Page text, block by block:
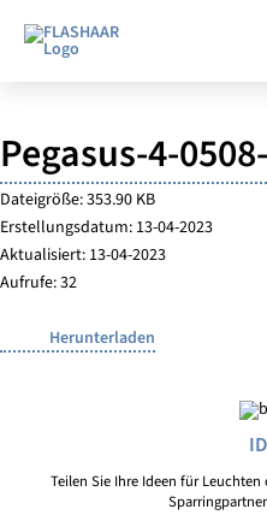
Pegasus-4-
Dateigröße: 353.90 KB
Erstellungsdatum: 13-04-2023
Aktualisiert: 13-04-2023
Aufrufe: 32
Herunterladen
Teilen Sie Ihre Ideen für